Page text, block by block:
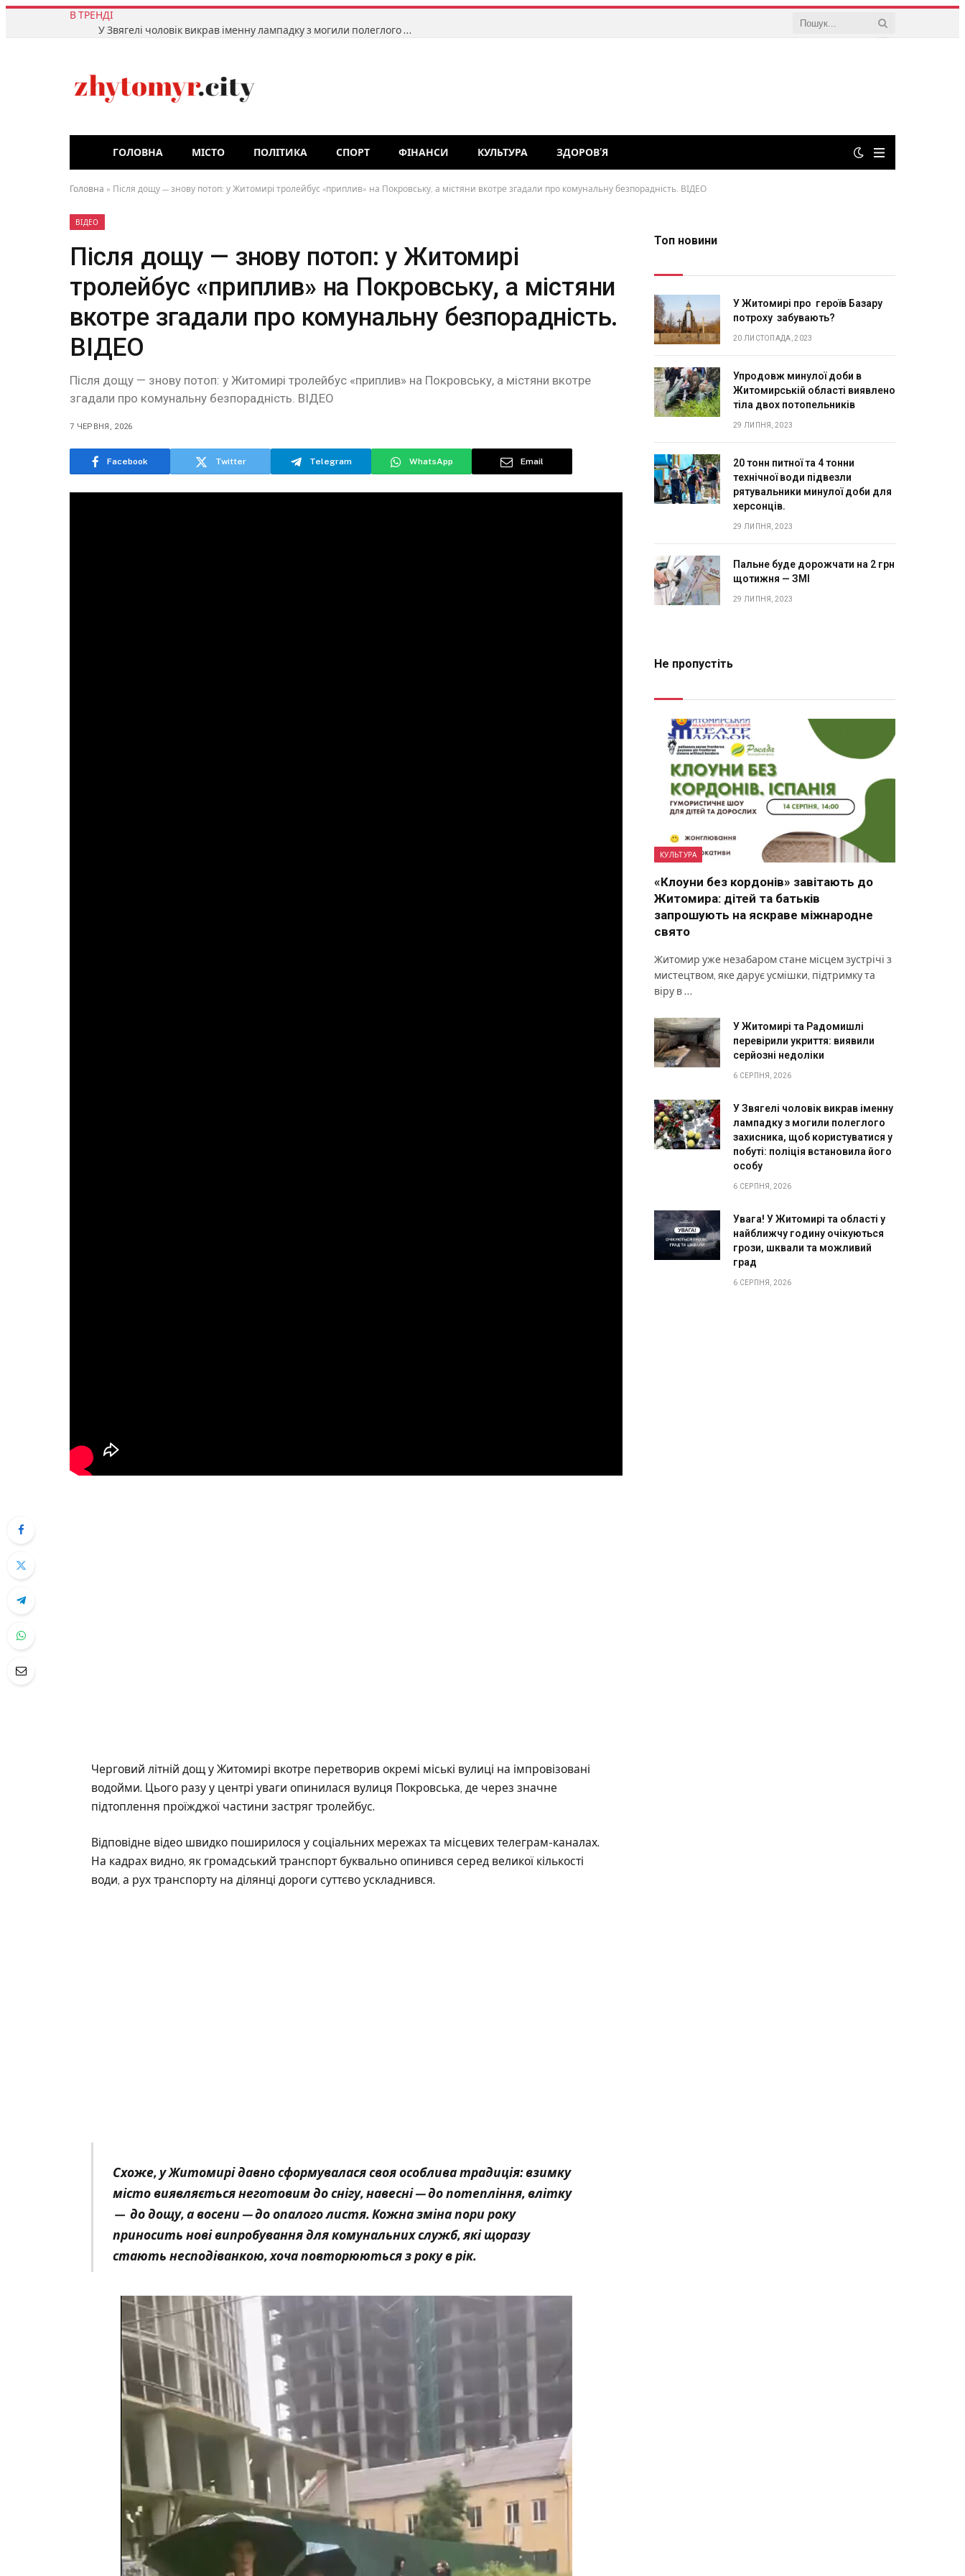
В ТРЕНДІ
У Звягелі чоловік викрав іменну лампадку з могили полеглого захисника, щоб користуватися у побуті: поліція встановила його особу
ГОЛОВНА МІСТО ПОЛІТИКА СПОРТ ФІНАНСИ КУЛЬТУРА ЗДОРОВ’Я
Головна » Після дощу — знову потоп: у Житомирі тролейбус «приплив» на Покровську, а містяни вкотре згадали про комунальну безпорадність. ВІДЕО
ВІДЕО
Після дощу — знову потоп: у Житомирі
тролейбус «приплив» на Покровську, а містяни
вкотре згадали про комунальну безпорадність.
ВІДЕО
Після дощу — знову потоп: у Житомирі тролейбус «приплив» на Покровську, а містяни вкотре
згадали про комунальну безпорадність. ВІДЕО
7 ЧЕРВНЯ, 2026
Facebook Twitter Telegram WhatsApp Email
Черговий літній дощ у Житомирі вкотре перетворив окремі міські вулиці на імпровізовані
водойми. Цього разу у центрі уваги опинилася вулиця Покровська, де через значне
підтоплення проїжджої частини застряг тролейбус.
Відповідне відео швидко поширилося у соціальних мережах та місцевих телеграм-каналах.
На кадрах видно, як громадський транспорт буквально опинився серед великої кількості
води, а рух транспорту на ділянці дороги суттєво ускладнився.
Схоже, у Житомирі давно сформувалася своя особлива традиція: взимку
місто виявляється неготовим до снігу, навесні — до потепління, влітку
— до дощу, а восени — до опалого листя. Кожна зміна пори року
приносить нові випробування для комунальних служб, які щоразу
стають несподіванкою, хоча повторюються з року в рік.
Топ новини
У Житомирі про героїв Базару
потроху забувають?
20 ЛИСТОПАДА, 2023
Упродовж минулої доби в
Житомирській області виявлено
тіла двох потопельників
29 ЛИПНЯ, 2023
20 тонн питної та 4 тонни
технічної води підвезли
рятувальники минулої доби для
херсонців.
29 ЛИПНЯ, 2023
Пальне буде дорожчати на 2 грн
щотижня — ЗМІ
29 ЛИПНЯ, 2023
Не пропустіть
КУЛЬТУРА
«Клоуни без кордонів» завітають до
Житомира: дітей та батьків
запрошують на яскраве міжнародне
свято
Житомир уже незабаром стане місцем зустрічі з
мистецтвом, яке дарує усмішки, підтримку та
віру в …
У Житомирі та Радомишлі
перевірили укриття: виявили
серйозні недоліки
6 СЕРПНЯ, 2026
У Звягелі чоловік викрав іменну
лампадку з могили полеглого
захисника, щоб користуватися у
побуті: поліція встановила його
особу
6 СЕРПНЯ, 2026
Увага! У Житомирі та області у
найближчу годину очікуються
грози, шквали та можливий
град
6 СЕРПНЯ, 2026